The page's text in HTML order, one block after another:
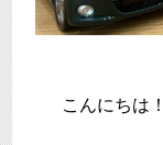
こんにちは